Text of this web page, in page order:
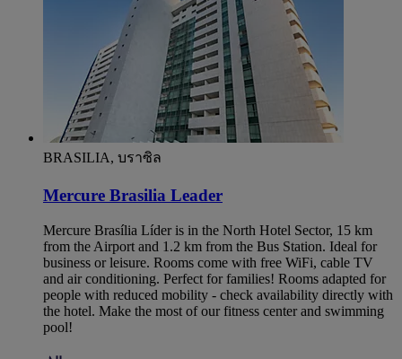
BRASILIA, บราซิล
Mercure Brasilia Leader
Mercure Brasília Líder is in the North Hotel Sector, 15 km
from the Airport and 1.2 km from the Bus Station. Ideal for
business or leisure. Rooms come with free WiFi, cable TV
and air conditioning. Perfect for families! Rooms adapted for
people with reduced mobility - check availability directly with
the hotel. Make the most of our fitness center and swimming
pool!